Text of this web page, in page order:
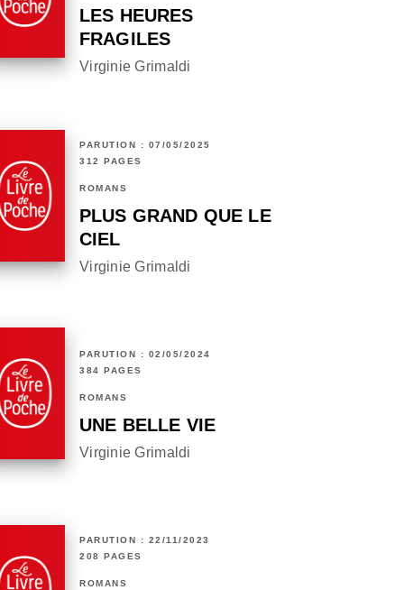
LES HEURES
FRAGILES
Virginie Grimaldi
PARUTION : 07/05/2025
312 PAGES
ROMANS
PLUS GRAND QUE LE
CIEL
Virginie Grimaldi
PARUTION : 02/05/2024
384 PAGES
ROMANS
UNE BELLE VIE
Virginie Grimaldi
PARUTION : 22/11/2023
208 PAGES
ROMANS